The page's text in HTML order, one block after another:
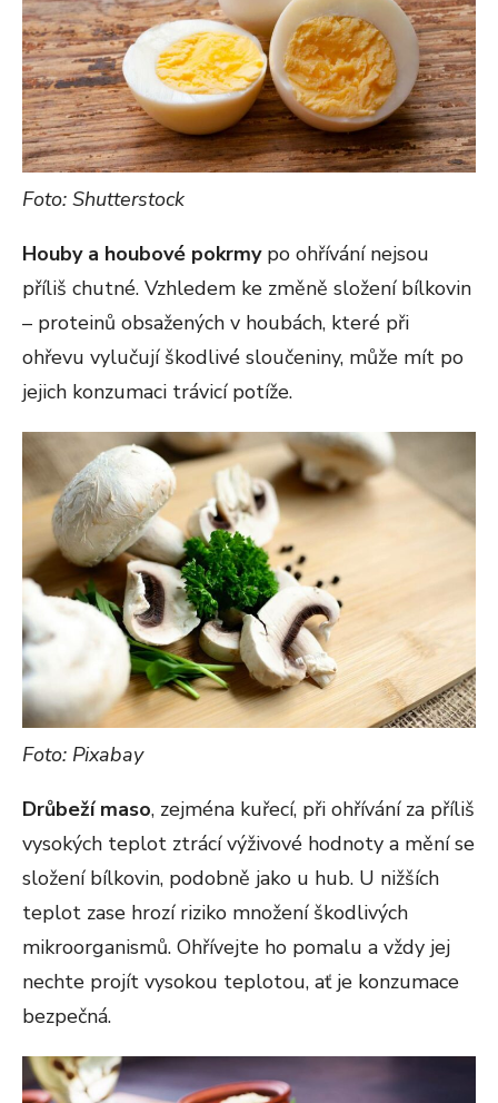
Foto: Shutterstock
Houby a houbové pokrmy po ohřívání nejsou
příliš chutné. Vzhledem ke změně složení bílkovin
– proteinů obsažených v houbách, které při
ohřevu vylučují škodlivé sloučeniny, může mít po
jejich konzumaci trávicí potíže.
Foto: Pixabay
Drůbeží maso, zejména kuřecí, při ohřívání za příliš
vysokých teplot ztrácí výživové hodnoty a mění se
složení bílkovin, podobně jako u hub. U nižších
teplot zase hrozí riziko množení škodlivých
mikroorganismů. Ohřívejte ho pomalu a vždy jej
nechte projít vysokou teplotou, ať je konzumace
bezpečná.